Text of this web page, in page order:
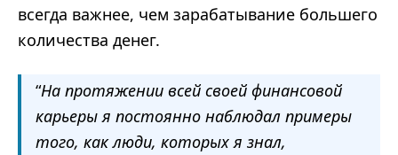
всегда важнее, чем зарабатывание большего
количества денег.
“На протяжении всей своей финансовой
карьеры я постоянно наблюдал примеры
того, как люди, которых я знал,